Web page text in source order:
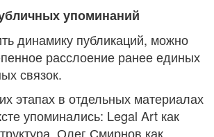
упоминаний
динамику публикаций, можно
расслоение ранее единых
связок.
этапах в отдельных материалах
упоминались: Legal Art как
Олег Смирнов как